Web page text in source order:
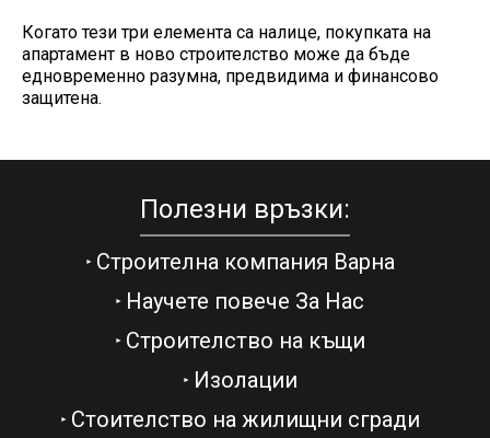
Когато тези три елемента са налице, покупката на
апартамент в ново строителство може да бъде
едновременно разумна, предвидима и финансово
защитена.
Полезни връзки:
Строителна компания Варна
Научете повече За Нас
Строителство на къщи
Изолации
Стоителство на жилищни сгради